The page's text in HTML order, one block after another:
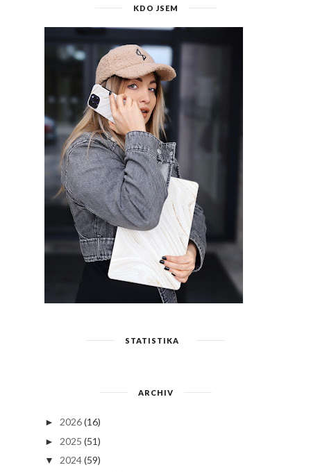
KDO JSEM
STATISTIKA
ARCHIV
► 2026(16)
► 2025 (51)
▼ 2024(59)